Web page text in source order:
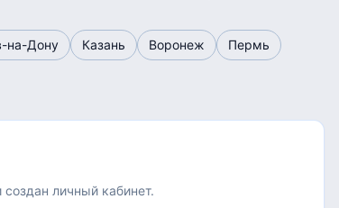
на-Дону Казань Воронеж
Пермь
личный кабинет.